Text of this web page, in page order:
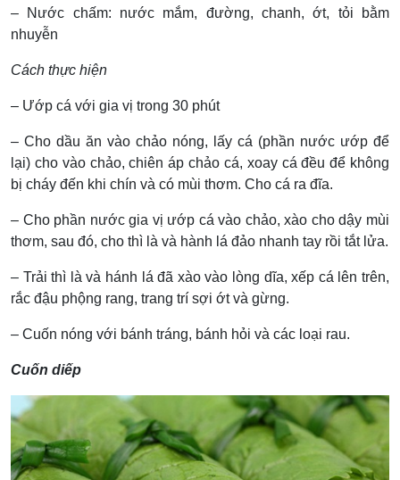
– Nước chấm: nước mắm, đường, chanh, ớt, tỏi bằm
nhuyễn
Cách thực hiện
– Ướp cá với gia vị trong 30 phút
– Cho dầu ăn vào chảo nóng, lấy cá (phần nước ướp để
lại) cho vào chảo, chiên áp chảo cá, xoay cá đều để không
bị cháy đến khi chín và có mùi thơm. Cho cá ra đĩa.
– Cho phần nước gia vị ướp cá vào chảo, xào cho dậy mùi
thơm, sau đó, cho thì là và hành lá đảo nhanh tay rồi tắt lửa.
– Trải thì là và hánh lá đã xào vào lòng dĩa, xếp cá lên trên,
rắc đậu phộng rang, trang trí sợi ớt và gừng.
– Cuốn nóng với bánh tráng, bánh hỏi và các loại rau.
Cuốn diếp